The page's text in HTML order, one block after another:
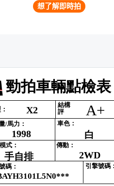
想了解即時拍